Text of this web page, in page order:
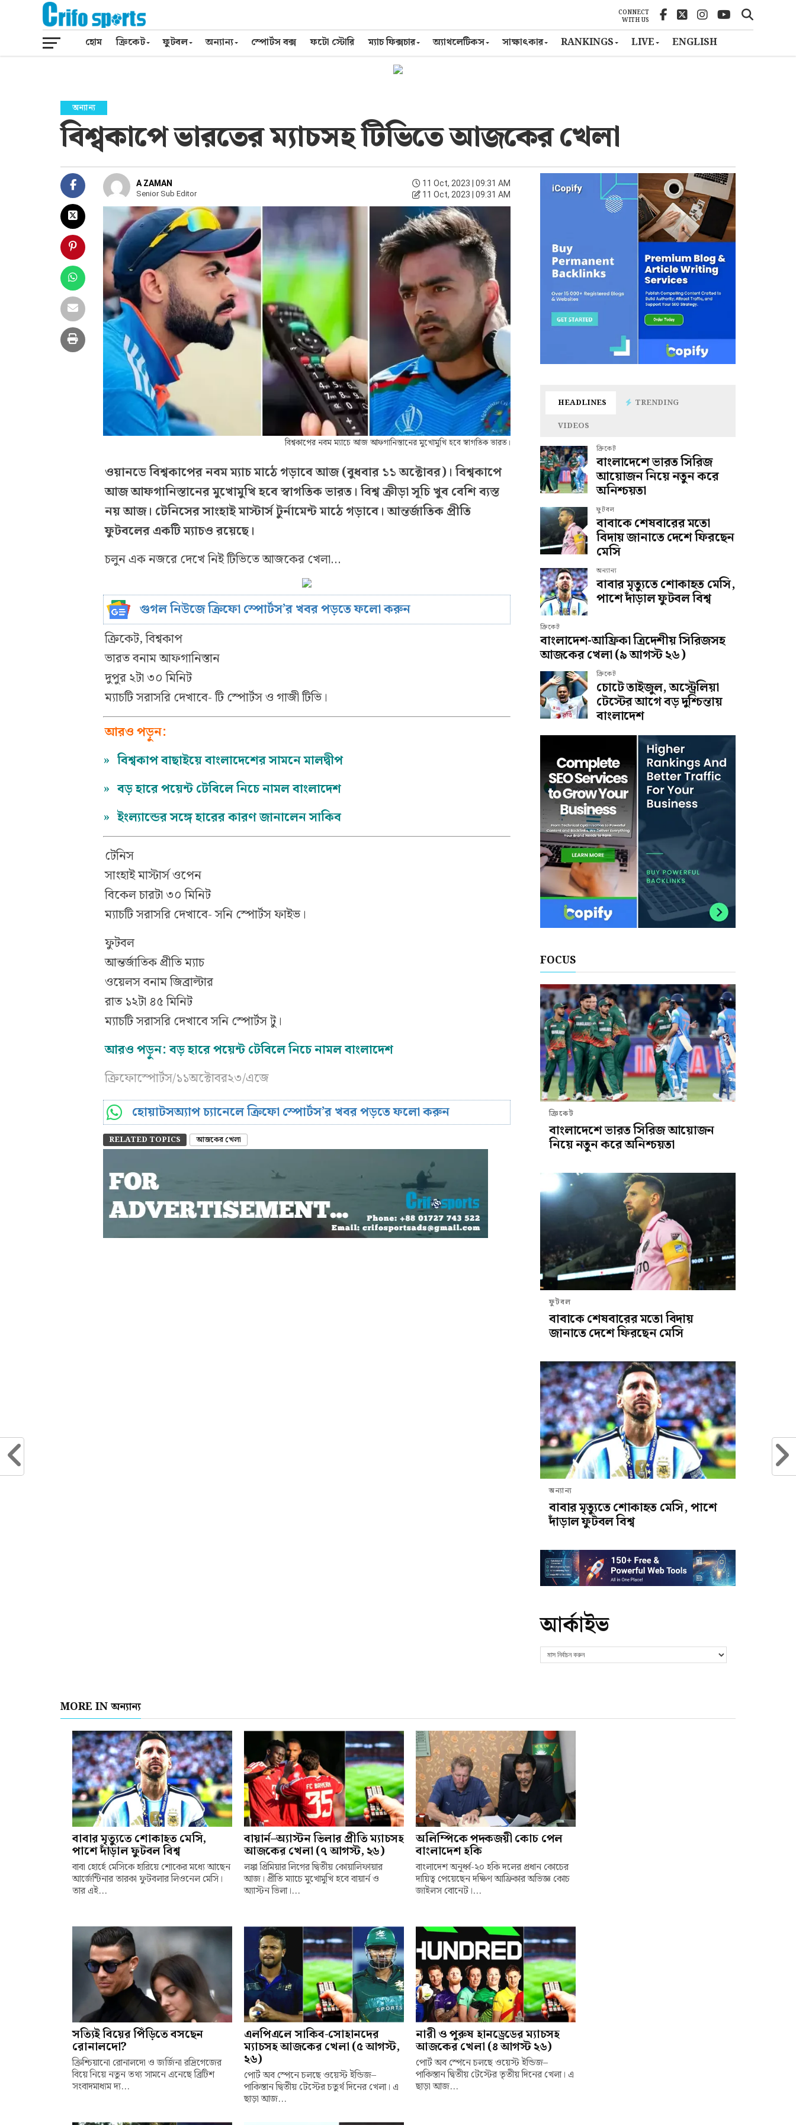
CONNECT
WITH US
হোম ক্রিকেট ফুটবল অন্যান্য স্পোর্টস বক্স ফটো স্টোরি ম্যাচ ফিক্সচার অ্যাথলেটিকস সাক্ষাৎকার RANKINGS LIVE ENGLISH
অন্যান্য
বিশ্বকাপে ভারতের ম্যাচসহ টিভিতে আজকের খেলা
A ZAMAN
Senior Sub Editor
11 Oct, 2023 | 09:31 AM
11 Oct, 2023 | 09:31 AM
বিশ্বকাপের নবম ম্যাচে আজ আফগানিস্তানের মুখোমুখি হবে স্বাগতিক ভারত।
ওয়ানডে বিশ্বকাপের নবম ম্যাচ মাঠে গড়াবে আজ (বুধবার ১১ অক্টোবর)। বিশ্বকাপে
আজ আফগানিস্তানের মুখোমুখি হবে স্বাগতিক ভারত। বিশ্ব ক্রীড়া সূচি খুব বেশি ব্যস্ত
নয় আজ। টেনিসের সাংহাই মাস্টার্স টুর্নামেন্ট মাঠে গড়াবে। আন্তর্জাতিক প্রীতি
ফুটবলের একটি ম্যাচও রয়েছে।
চলুন এক নজরে দেখে নিই টিভিতে আজকের খেলা…
গুগল নিউজে ক্রিফো স্পোর্টস’র খবর পড়তে ফলো করুন
ক্রিকেট, বিশ্বকাপ
ভারত বনাম আফগানিস্তান
দুপুর ২টা ৩০ মিনিট
ম্যাচটি সরাসরি দেখাবে- টি স্পোর্টস ও গাজী টিভি।
আরও পড়ুন:
» বিশ্বকাপ বাছাইয়ে বাংলাদেশের সামনে মালদ্বীপ
» বড় হারে পয়েন্ট টেবিলে নিচে নামল বাংলাদেশ
» ইংল্যান্ডের সঙ্গে হারের কারণ জানালেন সাকিব
টেনিস
সাংহাই মাস্টার্স ওপেন
বিকেল চারটা ৩০ মিনিট
ম্যাচটি সরাসরি দেখাবে- সনি স্পোর্টস ফাইভ।
ফুটবল
আন্তর্জাতিক প্রীতি ম্যাচ
ওয়েলস বনাম জিব্রাল্টার
রাত ১২টা ৪৫ মিনিট
ম্যাচটি সরাসরি দেখাবে সনি স্পোর্টস টু।
আরও পড়ুন: বড় হারে পয়েন্ট টেবিলে নিচে নামল বাংলাদেশ
ক্রিফোস্পোর্টস/১১অক্টোবর২৩/এজে
হোয়াটসঅ্যাপ চ্যানেলে ক্রিফো স্পোর্টস’র খবর পড়তে ফলো করুন
RELATED TOPICS আজকের খেলা
HEADLINES
TRENDING
VIDEOS
ক্রিকেট
বাংলাদেশে ভারত সিরিজ
আয়োজন নিয়ে নতুন করে
অনিশ্চয়তা
ফুটবল
বাবাকে শেষবারের মতো
বিদায় জানাতে দেশে ফিরছেন
মেসি
অন্যান্য
বাবার মৃত্যুতে শোকাহত মেসি,
পাশে দাঁড়াল ফুটবল বিশ্ব
ক্রিকেট
বাংলাদেশ-আফ্রিকা ত্রিদেশীয় সিরিজসহ
আজকের খেলা (৯ আগস্ট ২৬)
ক্রিকেট
চোটে তাইজুল, অস্ট্রেলিয়া
টেস্টের আগে বড় দুশ্চিন্তায়
বাংলাদেশ
FOCUS
ক্রিকেট
বাংলাদেশে ভারত সিরিজ আয়োজন
নিয়ে নতুন করে অনিশ্চয়তা
ফুটবল
বাবাকে শেষবারের মতো বিদায়
জানাতে দেশে ফিরছেন মেসি
অন্যান্য
বাবার মৃত্যুতে শোকাহত মেসি, পাশে
দাঁড়াল ফুটবল বিশ্ব
আর্কাইভ
MORE IN অন্যান্য
বাবার মৃত্যুতে শোকাহত মেসি,
পাশে দাঁড়াল ফুটবল বিশ্ব
বাবা হোর্হে মেসিকে হারিয়ে শোকের মধ্যে আছেন
আর্জেন্টিনার তারকা ফুটবলার লিওনেল মেসি।
তার এই...
বায়ার্ন–অ্যাস্টন ভিলার প্রীতি ম্যাচসহ
আজকের খেলা (৭ আগস্ট, ২৬)
লঙ্কা প্রিমিয়ার লিগের দ্বিতীয় কোয়ালিফায়ার
আজ। প্রীতি ম্যাচে মুখোমুখি হবে বায়ার্ন ও
অ্যাস্টন ভিলা।...
অলিম্পিকে পদকজয়ী কোচ পেল
বাংলাদেশ হকি
বাংলাদেশ অনূর্ধ্ব-২০ হকি দলের প্রধান কোচের
দায়িত্ব পেয়েছেন দক্ষিণ আফ্রিকার অভিজ্ঞ কোচ
জাইলস বোনেট।...
সত্যিই বিয়ের পিঁড়িতে বসছেন
রোনালদো?
ক্রিশ্চিয়ানো রোনালদো ও জর্জিনা রদ্রিগেজের
বিয়ে নিয়ে নতুন তথ্য সামনে এনেছে ব্রিটিশ
সংবাদমাধ্যম দ্য...
এলপিএলে সাকিব-সোহানদের
ম্যাচসহ আজকের খেলা (৫ আগস্ট,
২৬)
পোর্ট অব স্পেনে চলছে ওয়েস্ট ইন্ডিজ–
পাকিস্তান দ্বিতীয় টেস্টের চতুর্থ দিনের খেলা। এ
ছাড়া আজ...
নারী ও পুরুষ হানড্রেডের ম্যাচসহ
আজকের খেলা (৪ আগস্ট ২৬)
পোর্ট অব স্পেনে চলছে ওয়েস্ট ইন্ডিজ–
পাকিস্তান দ্বিতীয় টেস্টের তৃতীয় দিনের খেলা। এ
ছাড়া আজ...